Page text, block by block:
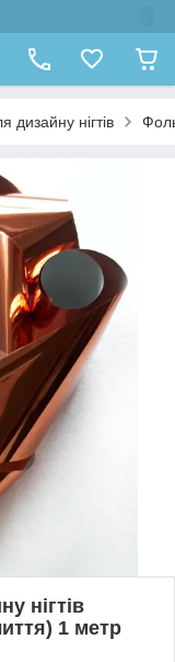
дизайну нігтів
нігтів
1 метр